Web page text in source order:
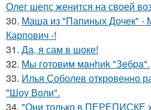
Олег шепс женится на своей
30. Маша из "Папиных Дочек" -
Карпович -!
31. Да, я сам в шоке!
32. Мы готовим мaнhиk "Зeбpa".
33. Илья Соболев откровенно
"Шоу Воли".
34. "Они только в ПЕРЕПИСКЕ